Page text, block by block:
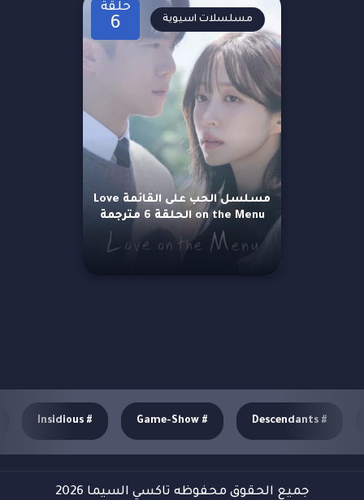
حلقة
6
مسلسل الحب على القائمة Love
on the Menu الحلقة 6 مترجمة
مسلسلات اسيوية
#
Descendants
#
Game-Show
#
Insidious
جميع الحقوق محفوظه تاكسي السيما 2026